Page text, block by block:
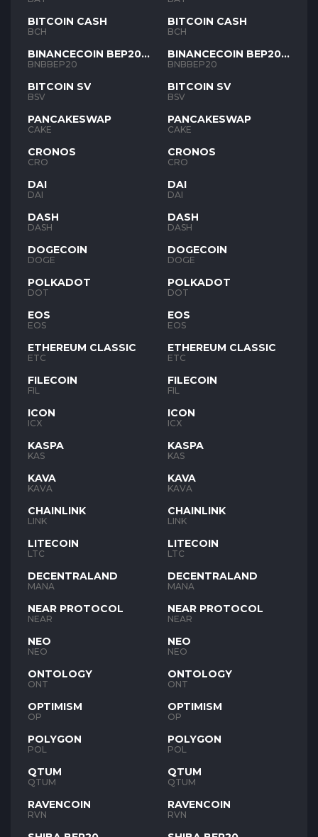
BITCOIN CASH
BCH
BINANCECOIN BEP20
BNB
BNBBEP20
BITCOIN SV
BSV
PANCAKESWAP
CAKE
CRONOS
CRO
DAI
DAI
DASH
DASH
DOGECOIN
DOGE
POLKADOT
DOT
EOS
EOS
ETHEREUM CLASSIC
ETC
FILECOIN
FIL
ICON
ICX
KASPA
KAS
KAVA
KAVA
CHAINLINK
LINK
LITECOIN
LTC
DECENTRALAND
MANA
NEAR PROTOCOL
NEAR
NEO
NEO
ONTOLOGY
ONT
OPTIMISM
OP
POLYGON
POL
QTUM
QTUM
RAVENCOIN
RVN
BITCOIN CASH
BCH
BINANCECOIN BEP20
BNB
BNBBEP20
BITCOIN SV
BSV
PANCAKESWAP
CAKE
CRONOS
CRO
DAI
DAI
DASH
DASH
DOGECOIN
DOGE
POLKADOT
DOT
EOS
EOS
ETHEREUM CLASSIC
ETC
FILECOIN
FIL
ICON
ICX
KASPA
KAS
KAVA
KAVA
CHAINLINK
LINK
LITECOIN
LTC
DECENTRALAND
MANA
NEAR PROTOCOL
NEAR
NEO
NEO
ONTOLOGY
ONT
OPTIMISM
OP
POLYGON
POL
QTUM
QTUM
RAVENCOIN
RVN